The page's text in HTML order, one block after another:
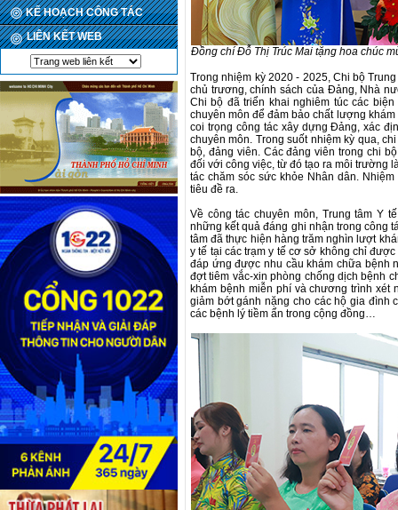
KẾ HOẠCH CÔNG TÁC
LIÊN KẾT WEB
Đồng chí Đỗ Thị Trúc Mai tặng hoa chúc
Trong nhiệm kỳ 2020 - 2025, Chi bộ
chủ trương, chính sách của Đảng, Nhà
Chi bộ đã triển khai nghiêm túc các
chuyên môn để đảm bảo chất lượng
coi trọng công tác xây dựng Đảng, xác
chuyên môn. Trong suốt nhiệm kỳ qua,
bộ, đảng viên. Các đảng viên trong chi
đối với công việc, từ đó tạo ra môi trường
tác chăm sóc sức khỏe Nhân dân.
tiêu đề ra.
Về công tác chuyên môn, Trung tâm Y
những kết quả đáng ghi nhận trong công
tâm đã thực hiện hàng trăm nghìn lượt
y tế tại các trạm y tế cơ sở không chỉ
đáp ứng được nhu cầu khám chữa bệnh
đợt tiêm vắc-xin phòng chống dịch bệnh
khám bệnh miễn phí và chương trình
giảm bớt gánh nặng cho các hộ gia đình
các bệnh lý tiềm ẩn trong cộng đồng…